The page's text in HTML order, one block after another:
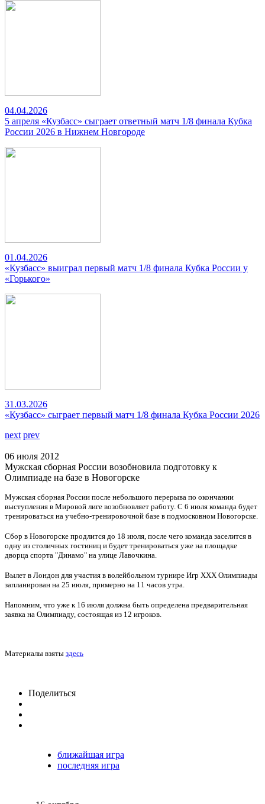
04.04.2026
5 апреля «Кузбасс» сыграет ответный матч 1/8 финала Кубка
России 2026 в Нижнем Новгороде
01.04.2026
«Кузбасс» выиграл первый матч 1/8 финала Кубка России у
«Горького»
31.03.2026
«Кузбасс» сыграет первый матч 1/8 финала Кубка России 2026
next prev
06 июля 2012
Мужская сборная России возобновила подготовку к
Олимпиаде на базе в Новогорске
Мужская сборная России после небольшого перерыва по окончании
выступления в Мировой лиге возобновляет работу. С 6 июля команда будет
тренироваться на учебно-тренировочной базе в подмосковном Новогорске.
Сбор в Новогорске продлится до 18 июля, после чего команда заселится в
одну из столичных гостиниц и будет тренироваться уже на площадке
дворца спорта "Динамо" на улице Лавочкина.
Вылет в Лондон для участия в волейбольном турнире Игр XXX Олимпиады
запланирован на 25 июля, примерно на 11 часов утра.
Напомним, что уже к 16 июля должна быть определена предварительная
заявка на Олимпиаду, состоящая из 12 игроков.
Материалы взяты здесь
Поделиться
ближайшая игра
последняя игра